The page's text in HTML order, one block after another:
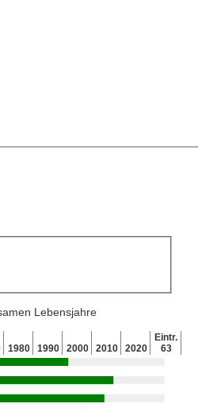
Lebensjahre
1980 1990 2000 2010 2020
Eintr.
63